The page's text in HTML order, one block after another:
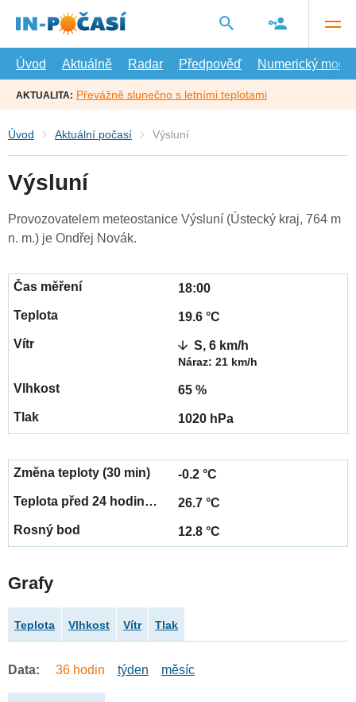
hlavní
Úvod
Aktuálně Radar Předpověď Numerický model
AKTUALITA: Převážně slunečno s letními teplotami
Úvod Aktuální počasí Výsluní
Výsluní
Provozovatelem meteostanice Výsluní (Ústecký kraj, 764 m
n. m.) je Ondřej Novák.
18:00
19.6 °C
S, 6 km/h
Náraz: 21 km/h
65 %
1020 hPa
-0.2 °C
26.7 °C
12.8 °C
Grafy
Teplota Vlhkost Vítr Tlak
Data: 36 hodin týden měsíc